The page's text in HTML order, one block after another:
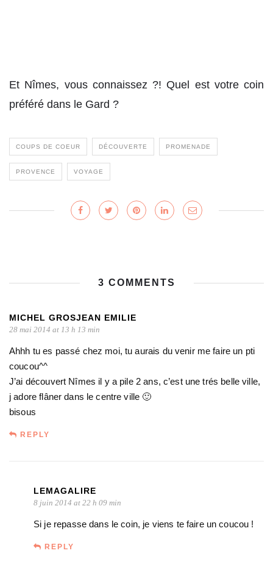
Et Nîmes, vous connaissez ?! Quel est votre coin
préféré dans le Gard ?
COUPS DE COEUR DÉCOUVERTE PROMENADE
PROVENCE VOYAGE
3 COMMENTS
MICHEL GROSJEAN EMILIE
28 mai 2014 at 13 h 13 min
Ahhh tu es passé chez moi, tu aurais du venir me faire un pti
coucou^^
J’ai découvert Nîmes il y a pile 2 ans, c’est une trés belle ville,
j adore flâner dans le centre ville 🙂
bisous
REPLY
LEMAGALIRE
8 juin 2014 at 22 h 09 min
Si je repasse dans le coin, je viens te faire un coucou !
REPLY